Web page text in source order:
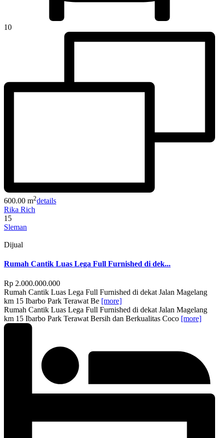
10
600.00 m2details
Rika Rich
15
Sleman
Dijual
Rumah Cantik Luas Lega Full Furnished di dek...
Rp 2.000.000.000
Rumah Cantik Luas Lega Full Furnished di dekat Jalan Magelang
km 15 Ibarbo Park Terawat Be [more]
Rumah Cantik Luas Lega Full Furnished di dekat Jalan Magelang
km 15 Ibarbo Park Terawat Bersih dan Berkualitas Coco [more]